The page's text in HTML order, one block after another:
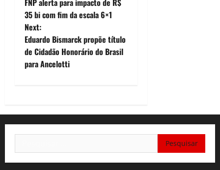
o
s
t
n
v
i
g
35 bi com fim da escala 6×1
Next:
Eduardo Bismarck propõe título
de Cidadão Honorário do Brasil
para Ancelotti
por: